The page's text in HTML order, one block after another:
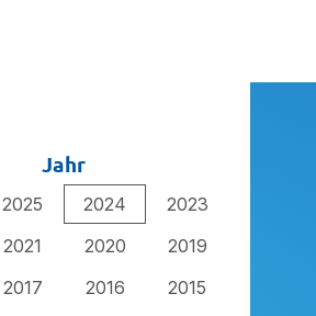
Jahr
2025 2024
2023
2021 2020
2019
2017 2016
2015